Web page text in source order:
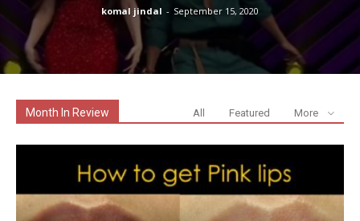
komal jindal - September 15, 2020
Month In Review All Featured More